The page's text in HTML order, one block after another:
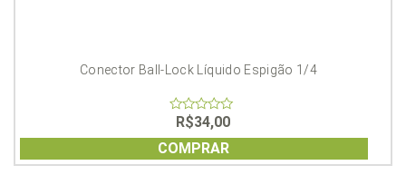
Conector Ball-Lock Líquido Espigão 1/4
out
of
5
R$34,00
COMPRAR